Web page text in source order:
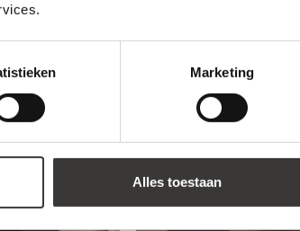
Marketing
Alles toestaan